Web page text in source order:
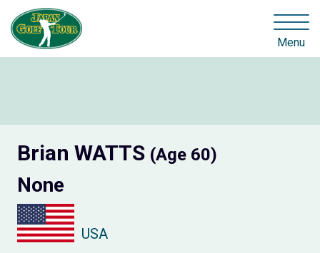
Menu
Brian WATTS (Age 60)
None
USA